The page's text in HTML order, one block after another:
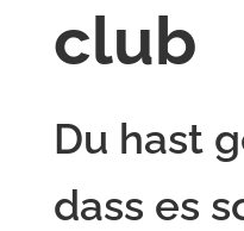
club
Du hast
dass es